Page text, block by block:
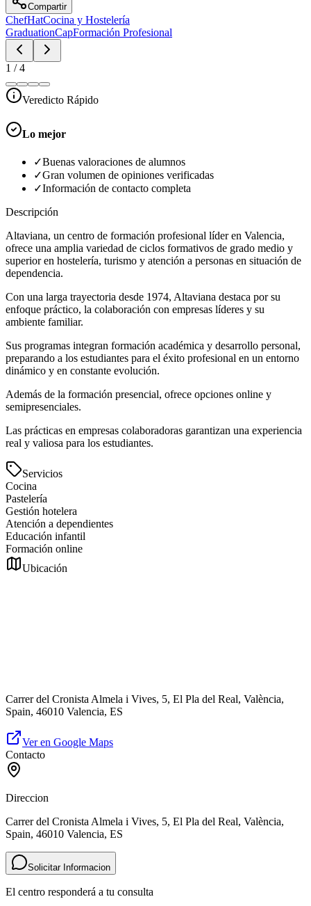
Compartir
ChefHatCocina y Hostelería
GraduationCapFormación Profesional
1 /4
Veredicto Rápido
Lo mejor
✓Buenas valoraciones de alumnos
✓Gran volumen de opiniones verificadas
✓Información de contacto completa
Descripción
Altaviana, un centro de formación profesional líder en Valencia,
ofrece una amplia variedad de ciclos formativos de grado medio y
superior en hostelería, turismo y atención a personas en situación de
dependencia.
Con una larga trayectoria desde 1974, Altaviana destaca por su
enfoque práctico, la colaboración con empresas líderes y su
ambiente familiar.
Sus programas integran formación académica y desarrollo personal,
preparando a los estudiantes para el éxito profesional en un entorno
dinámico y en constante evolución.
Además de la formación presencial, ofrece opciones online y
semipresenciales.
Las prácticas en empresas colaboradoras garantizan una experiencia
real y valiosa para los estudiantes.
Servicios
Cocina
Pastelería
Gestión hotelera
Atención a dependientes
Educación infantil
Formación online
Ubicación
Carrer del Cronista Almela i Vives, 5, El Pla del Real, València,
Spain, 46010 Valencia, ES
Ver en Google Maps
Contacto
Direccion
Carrer del Cronista Almela i Vives, 5, El Pla del Real, València,
Spain, 46010 Valencia, ES
Solicitar Informacion
El centro responderá a tu consulta